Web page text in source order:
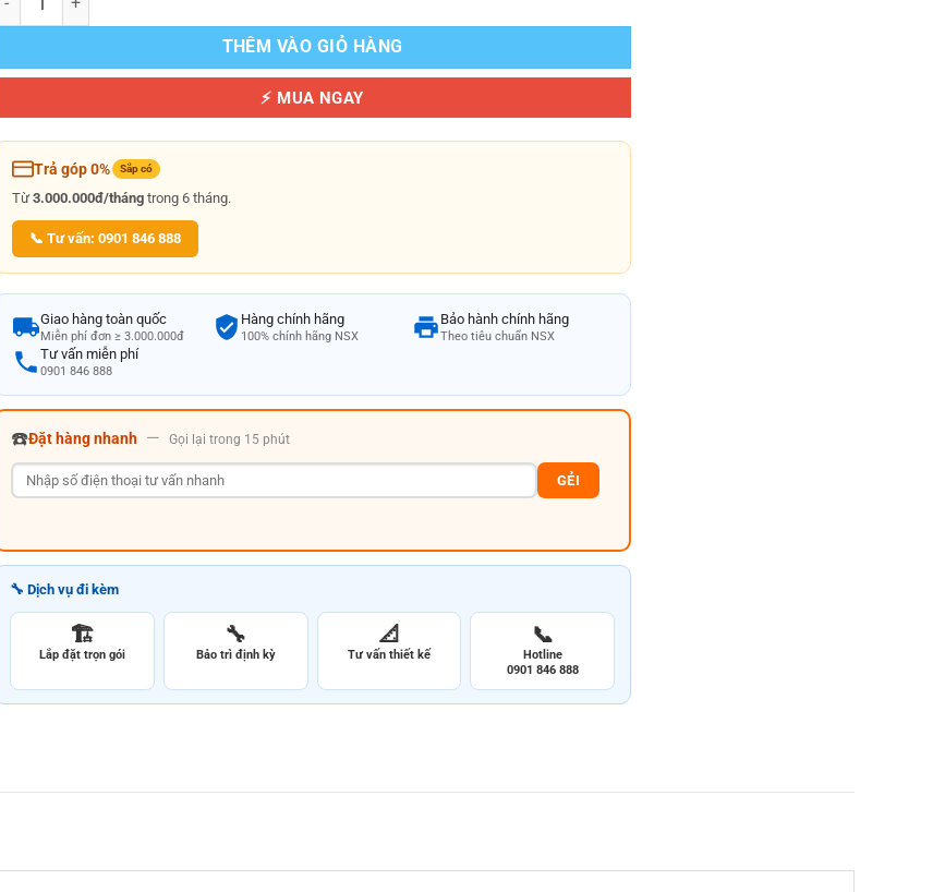
THÊM VÀO GIỎ HÀNG
⚡ MUA NGAY
Trả góp 0% Sắp có
Từ3.000.000đ/tháng trong 6 tháng.
📞 Tư vấn: 0901 846 888
Giao hàng toàn quốc
Miễn phí đơn ≥ 3.000.000đ
Hàng chính hãng
100% chính hãng NSX
Bảo hành chính hãng
Theo tiêu chuẩn NSX
Tư vấn miễn phí
0901 846 888
☎️Đặt hàng nhanh — Gọi lại trong 15 phút
GẺI
🔧 Dịch vụ đi kèm
🏗️
Lắp đặt trọn gói
🔧
Bảo trì định kỳ
📐
Tư vấn thiết kế
📞
Hotline
0901 846 888